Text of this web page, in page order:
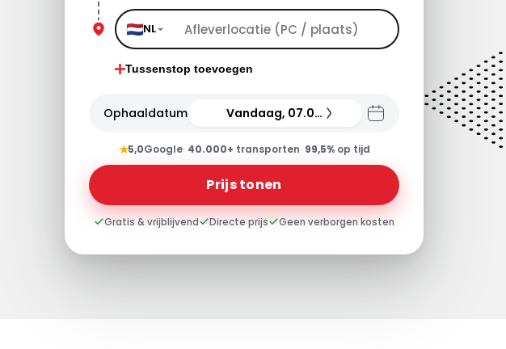
NL
Tussenstop toevoegen
Ophaaldatum Vandaag, 07.08.26
★5,0Google· 40.000+ transporten· 99,5%op tijd
Prijs tonen
Gratis & vrijblijvend Directe prijs Geen verborgen kosten